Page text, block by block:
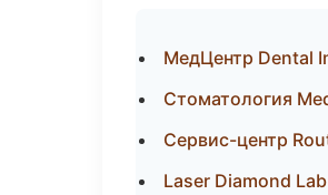
МедЦентр Dental
Стоматология
Сервис-центр
Laser Diamond